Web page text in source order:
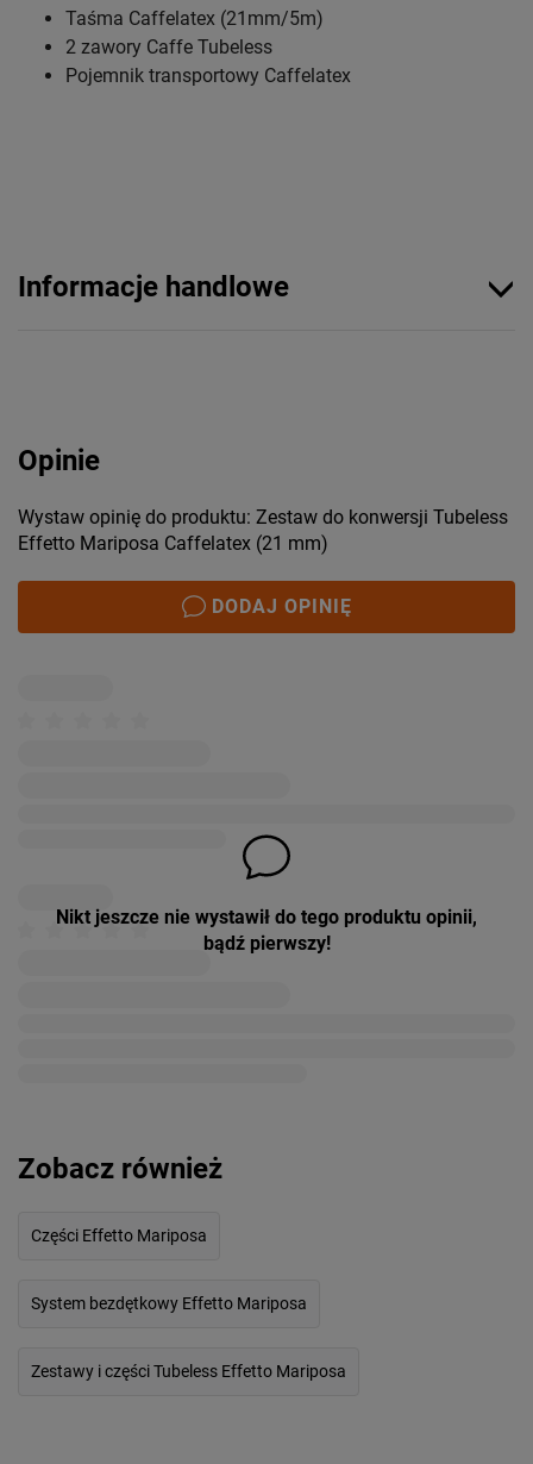
Taśma Caffelatex (21mm/5m)
2 zawory Caffe Tubeless
Pojemnik transportowy Caffelatex
Informacje handlowe
Opinie
Wystaw opinię do produktu: Zestaw do konwersji Tubeless
Effetto Mariposa Caffelatex (21 mm)
DODAJ OPINIĘ
Nikt jeszcze nie wystawił do tego produktu opinii,
bądź pierwszy!
Zobacz również
Części Effetto Mariposa
System bezdętkowy Effetto Mariposa
Zestawy i części Tubeless Effetto Mariposa